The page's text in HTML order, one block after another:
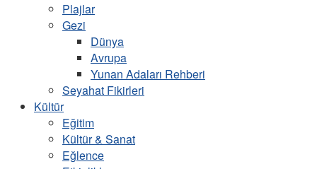
Plajlar
Gezi
Dünya
Avrupa
Yunan Adaları Rehberi
Seyahat Fikirleri
Kültür
Eğitim
Kültür & Sanat
Eğlence